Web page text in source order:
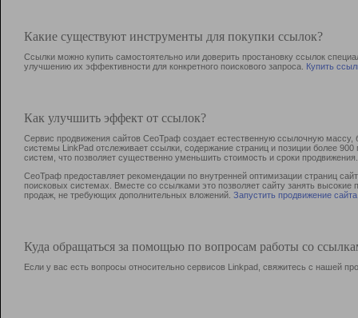
Какие существуют инструменты для покупки ссылок?
Ссылки можно купить самостоятельно или доверить простановку ссылок
улучшению их эффективности для конкретного поискового запроса. Купить
Как улучшить эффект от ссылок?
Сервис продвижения сайтов СеоТраф создает естественную ссылочную
системы LinkPad отслеживает ссылки, содержание страниц и позиции более
систем, что позволяет существенно уменьшить стоимость и сроки продвижения.
СеоТраф предоставляет рекомендации по внутренней оптимизации страниц
поисковых системах. Вместе со ссылками это позволяет сайту занять
продаж, не требующих дополнительных вложений. Запустить продвижение сайта
Куда обращаться за помощью по вопросам работы со
Если у вас есть вопросы относительно сервисов Linkpad, свяжитесь с нашей